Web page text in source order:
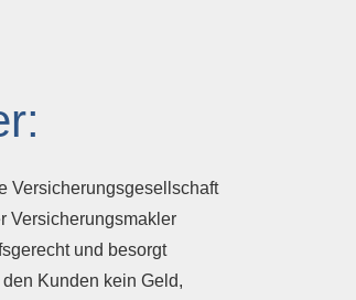
Versicherungsgesellschaft
Ver­sicherungs­makler
und besorgt
Kunden kein Geld,